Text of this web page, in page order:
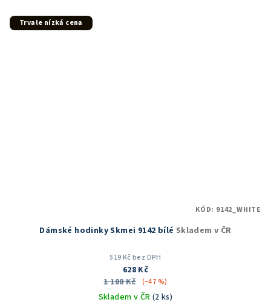
Trvale nízká cena
Dámské hodinky Skmei 9142 bílé Skladem v ČR
519 Kč bez DPH
628 Kč
1 188 Kč
(–47 %)
Skladem v ČR (2 ks)
KÓD: 9142_WHITE